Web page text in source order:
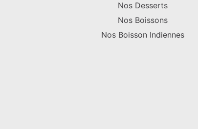
Nos Desserts
Nos Boissons
Nos Boisson Indiennes